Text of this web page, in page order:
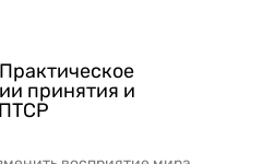
принятия и